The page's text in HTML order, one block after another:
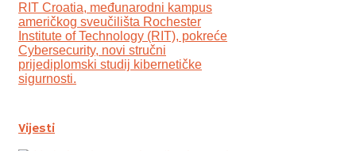
RIT Croatia, međunarodni kampus
američkog sveučilišta Rochester
Institute of Technology (RIT), pokreće
Cybersecurity, novi stručni
prijediplomski studij kibernetičke
sigurnosti.
Vijesti